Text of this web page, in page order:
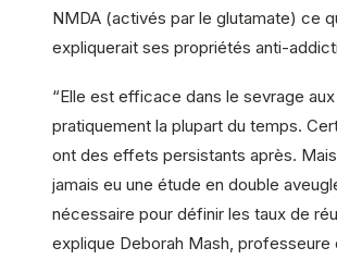
NMDA (activés par le glutamate) ce
expliquerait ses propriétés anti-
“Elle est efficace dans le sevrage
pratiquement la plupart du temps.
ont des effets persistants après. Mais
jamais eu une étude en double
nécessaire pour définir les taux de
explique Deborah Mash, professeure